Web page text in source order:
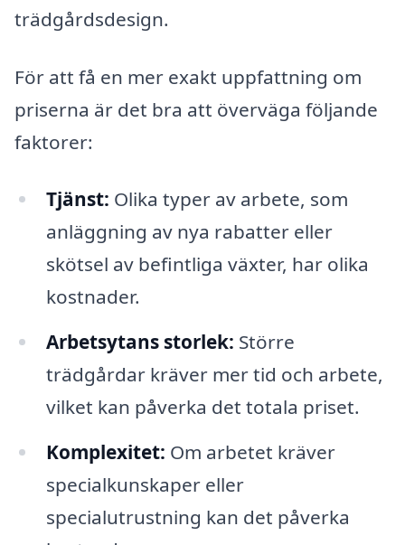
trädgårdsdesign.
För att få en mer exakt uppfattning om
priserna är det bra att överväga följande
faktorer:
Tjänst: Olika typer av arbete, som
anläggning av nya rabatter eller
skötsel av befintliga växter, har olika
kostnader.
Arbetsytans storlek: Större
trädgårdar kräver mer tid och arbete,
vilket kan påverka det totala priset.
Komplexitet: Om arbetet kräver
specialkunskaper eller
specialutrustning kan det påverka